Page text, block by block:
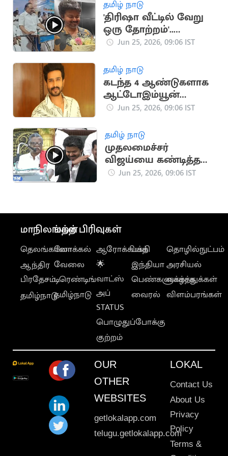
தமிழ் நாடு
'திரிஷா வீட்டில் வேறு
ஒரு தோற்றம்'..
முதல்வர் விஜய்யை
Jun 25, 2026, 09:06 IST
தமிழ் நாடு
கடந்த 4 ஆண்டுகளாக
ஆட்டோஇம்யூன்
நோயால் பாதிப்பு:
உருக்கம்
Jun 25, 2026, 09:06 IST
தமிழ் நாடு
முதலமைச்சர்
விஜய்யை கண்டித்த
முத்தரசன்
Jun 25, 2026, 09:06 IST
மாநிலங்கள்
தெலங்கானா
ஆந்திர
பிரதேசம்
தமிழ்நாடு
மற்ற பிரிவுகள்
லோக்கல்
வேலை
டிரெண்டிங்
தமிழ்நாடு
ஆரோக்கியம்
🌟
வாட்ஸ்
அப்
STATUS
பொழுதுப்போக்கு
குற்றம்
பக்தி
இந்தியா
பெண்களுக்காக
வைரல்
தொழில்நுட்பம்
அரசியல்
வாழ்த்துக்கள்
விளம்பரங்கள்
OUR
OTHER
WEBSITES
getlokalapp.com
telugu.getlokalapp.com
LOKAL
Contact Us
About Us
Privacy
Policy
Terms &